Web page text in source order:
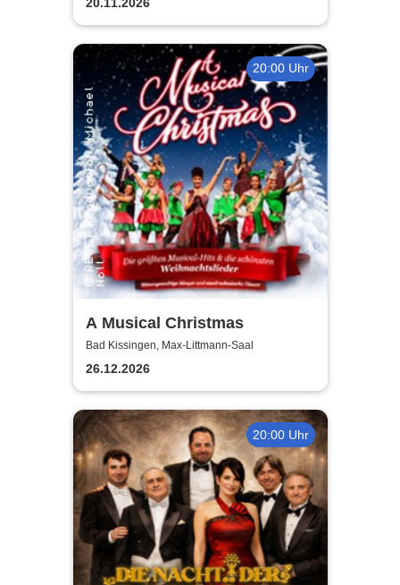
20:00 Uhr
A Musical Christmas
Bad Kissingen, Max-Littmann-Saal
26.12.2026
20:00 Uhr